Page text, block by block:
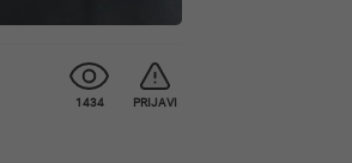
1434 PRIJAVI